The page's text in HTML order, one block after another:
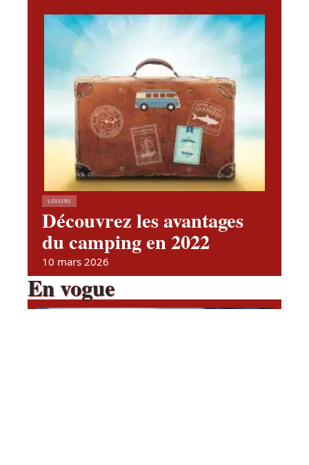
LOISIRS
Découvrez les avantages
du camping en 2022
10 mars 2026
En vogue